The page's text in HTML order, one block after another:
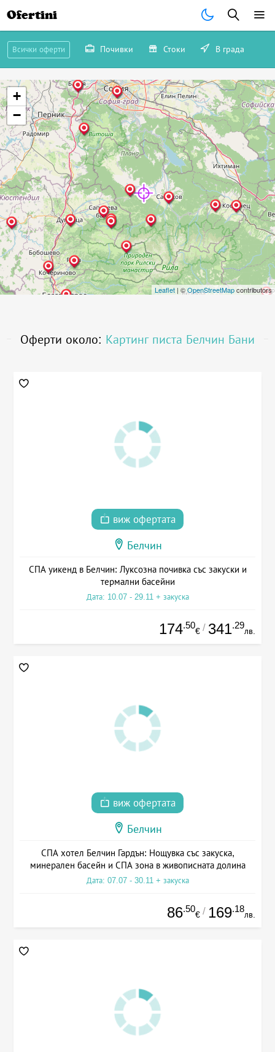
Ofertini
Всички оферти Почивки Стоки В града
+
−
Leaflet | ©OpenStreetMapcontributors
Оферти около: Картинг писта Белчин Бани
виж офертата
Белчин
СПА уикенд в Белчин: Луксозна почивка със закуски и
термални басейни
Дата: 10.07 - 29.11 + закуска
174.50
€ / 341.29
лв.
виж офертата
Белчин
СПА хотел Белчин Гардън: Нощувка със закуска,
минерален басейн и СПА зона в живописната долина
Дата: 07.07 - 30.11 + закуска
86.50
€ / 169.18
лв.